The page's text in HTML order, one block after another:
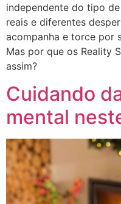
independente do tipo
reais e diferentes
acompanha e torce por
Mas por que os Reality
assim?
Cuidando
mental